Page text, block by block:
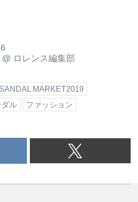
@ ロレンス編集部
MARKET2019
ル
ファッション